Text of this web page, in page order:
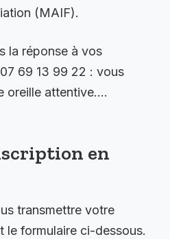
(MAIF).
la réponse à vos
69 13 99 22 : vous
oreille attentive….
en
transmettre votre
le formulaire ci-dessous.